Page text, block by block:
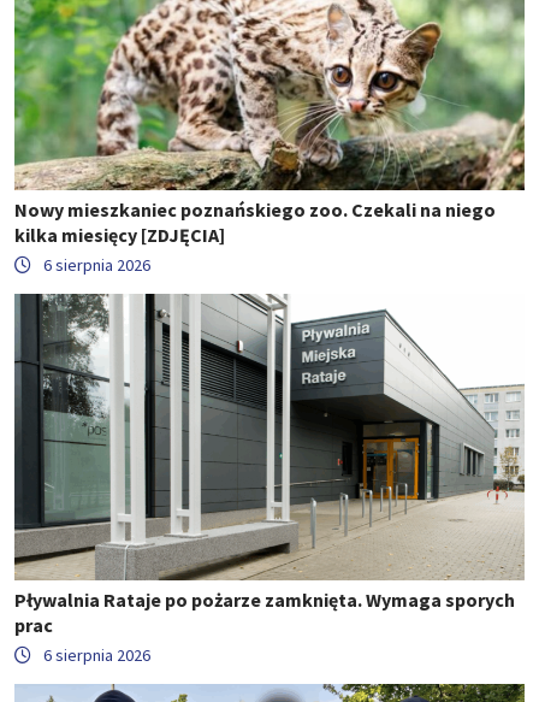
Nowy mieszkaniec poznańskiego zoo. Czekali na niego
kilka miesięcy [ZDJĘCIA]
6 sierpnia 2026
Pływalnia Rataje po pożarze zamknięta. Wymaga sporych
prac
6 sierpnia 2026